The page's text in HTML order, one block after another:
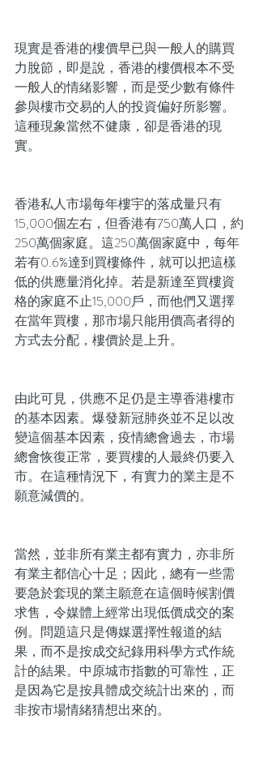
現實是香港的樓價早已與一般人的購買
力脫節，即是說，香港的樓價根本不受
一般人的情緒影響，而是受少數有條件
參與樓市交易的人的投資偏好所影響。
這種現象當然不健康，卻是香港的現
實。
香港私人市場每年樓宇的落成量只有
15,000個左右，但香港有750萬人口，約
250萬個家庭。這250萬個家庭中，每年
若有0.6%達到買樓條件，就可以把這樣
低的供應量消化掉。若是新達至買樓資
格的家庭不止15,000戶，而他們又選擇
在當年買樓，那市場只能用價高者得的
方式去分配，樓價於是上升。
由此可見，供應不足仍是主導香港樓市
的基本因素。爆發新冠肺炎並不足以改
變這個基本因素，疫情總會過去，市場
總會恢復正常，要買樓的人最終仍要入
市。在這種情況下，有實力的業主是不
願意減價的。
當然，並非所有業主都有實力，亦非所
有業主都信心十足；因此，總有一些需
要急於套現的業主願意在這個時候割價
求售，令媒體上經常出現低價成交的案
例。問題這只是傳媒選擇性報道的結
果，而不是按成交紀錄用科學方式作統
計的結果。中原城市指數的可靠性，正
是因為它是按具體成交統計出來的，而
非按市場情緒猜想出來的。